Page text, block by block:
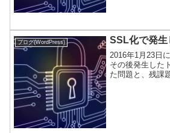
ブログ(WordPress) SSL化で発生
2016年1月23日
その後発生した
た問題と、残課